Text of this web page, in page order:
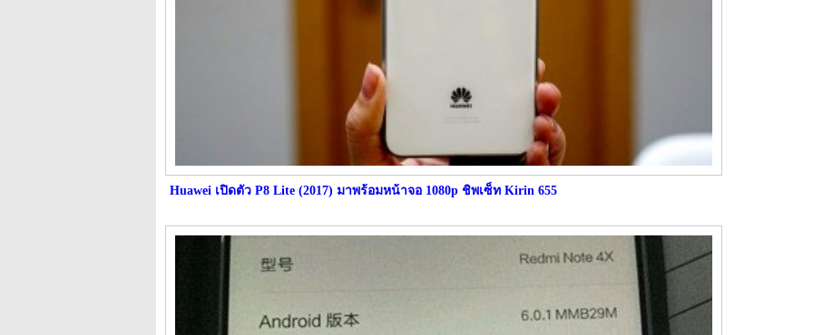
Huawei เปิดตัว P8 Lite (2017) มาพร้อมหน้าจอ 1080p ชิพเซ็ท Kirin 655